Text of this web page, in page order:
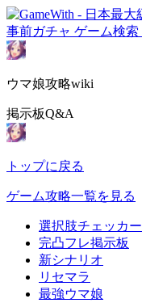
事前ガチャ ゲーム検索
ウマ娘攻略wiki
掲示板Q&A
トップに戻る
ゲーム攻略一覧を見る
選択肢チェッカー
完凸フレ掲示板
新シナリオ
リセマラ
最強ウマ娘